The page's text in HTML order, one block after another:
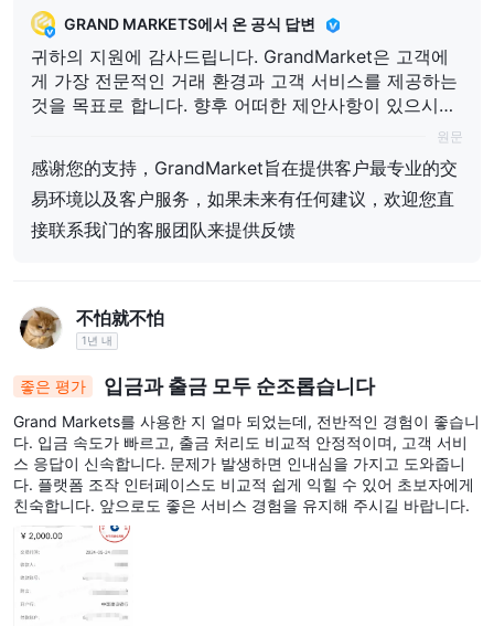
GRAND MARKETS에서 온 공식 답변
귀하의 지원에 감사드립니다. GrandMarket은 고객에
게 가장 전문적인 거래 환경과 고객 서비스를 제공하는
것을 목표로 합니다. 향후 어떠한 제안사항이 있으시면
당사의 고객 서비스 팀에 직접 연락하여 피드백을 제공
해 주시기 바랍니다.
원문
感谢您的支持，GrandMarket旨在提供客户最专业的交
易环境以及客户服务，如果未来有任何建议，欢迎您直
接联系我门的客服团队来提供反馈
不怕就不怕
1년 내
좋은 평가 입금과 출금 모두 순조롭습니다
Grand Markets를 사용한 지 얼마 되었는데, 전반적인 경험이 좋습니
다. 입금 속도가 빠르고, 출금 처리도 비교적 안정적이며, 고객 서비
스 응답이 신속합니다. 문제가 발생하면 인내심을 가지고 도와줍니
다. 플랫폼 조작 인터페이스도 비교적 쉽게 익힐 수 있어 초보자에게
친숙합니다. 앞으로도 좋은 서비스 경험을 유지해 주시길 바랍니다.